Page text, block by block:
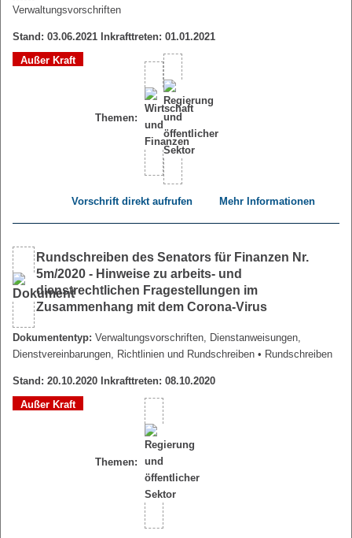
Verwaltungsvorschriften
Stand: 03.06.2021 Inkrafttreten: 01.01.2021
Außer Kraft
Themen:
Vorschrift direkt aufrufen Mehr Informationen
Rundschreiben des Senators für Finanzen Nr.
5m/2020 - Hinweise zu arbeits- und
dienstrechtlichen Fragestellungen im
Zusammenhang mit dem Corona-Virus
Dokumententyp: Verwaltungsvorschriften, Dienstanweisungen,
Dienstvereinbarungen, Richtlinien und Rundschreiben • Rundschreiben
Stand: 20.10.2020 Inkrafttreten: 08.10.2020
Außer Kraft
Themen: